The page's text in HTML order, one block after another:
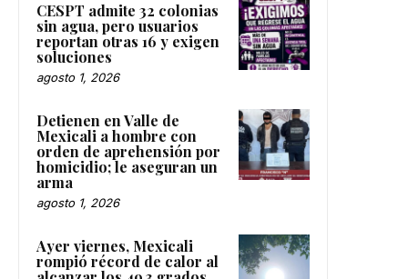
CESPT admite 32 colonias
sin agua, pero usuarios
reportan otras 16 y exigen
soluciones
agosto 1, 2026
Detienen en Valle de
Mexicali a hombre con
orden de aprehensión por
homicidio; le aseguran un
arma
agosto 1, 2026
Ayer viernes, Mexicali
rompió récord de calor al